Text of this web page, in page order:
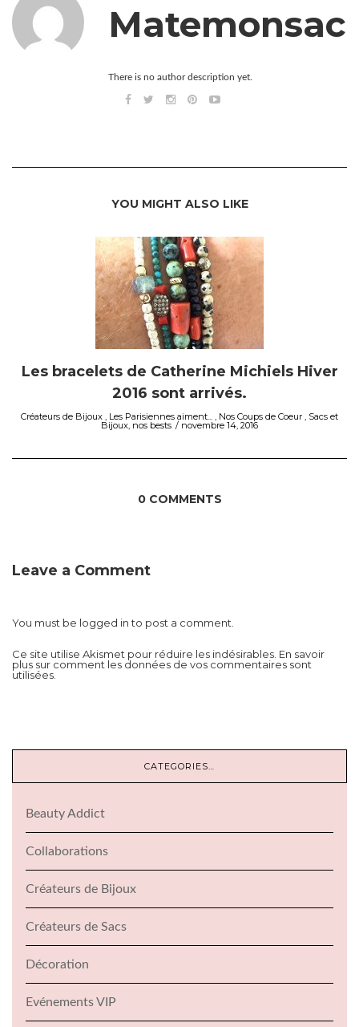
Matemonsac
There is no author description yet.
YOU MIGHT ALSO LIKE
Les bracelets de Catherine Michiels Hiver
2016 sont arrivés.
Créateurs de Bijoux , Les Parisiennes aiment... , Nos Coups de Coeur , Sacs et
Bijoux, nos bests novembre 14, 2016
0 COMMENTS
Leave a Comment
You must be logged into post a comment.
Ce site utilise Akismet pour réduire les indésirables. En savoir
plus sur comment les données de vos commentaires sont
utilisées.
CATEGORIES…
Beauty Addict
Collaborations
Créateurs de Bijoux
Créateurs de Sacs
Décoration
Evénements VIP